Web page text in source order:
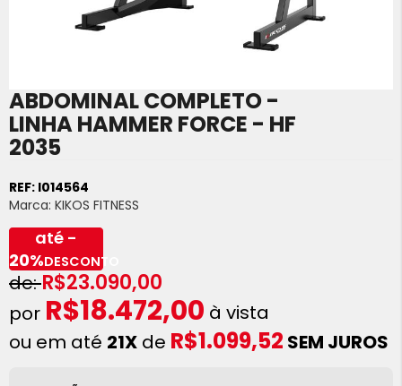
ABDOMINAL COMPLETO -
LINHA HAMMER FORCE - HF
2035
REF: I014564
Marca: KIKOS FITNESS
R$23.090,00
até -
20%DESCONTO
R$18.472,00 à vista
ou em até 21X de R$1.099,52 SEM JUROS
Saltar
para
o
início
Galeria
de
imagens